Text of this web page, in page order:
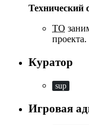
Технический
ТО
проекта.
Куратор
sup
Игровая